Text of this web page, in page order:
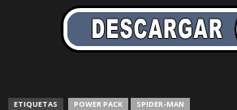
ETIQUETAS POWER PACK SPIDER-MAN